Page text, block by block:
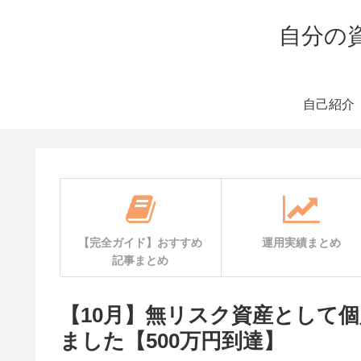
自分の
自己紹介
【完全ガイド】おすすめ
記事まとめ
運用実績まとめ
【10月】無リスク資産として
ました【500万円到達】